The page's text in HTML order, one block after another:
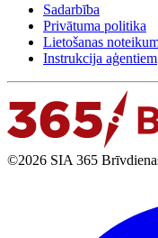
Sadarbība
Privātuma politika
Lietošanas
Instrukcija aģentiem
©2026 SIA 365